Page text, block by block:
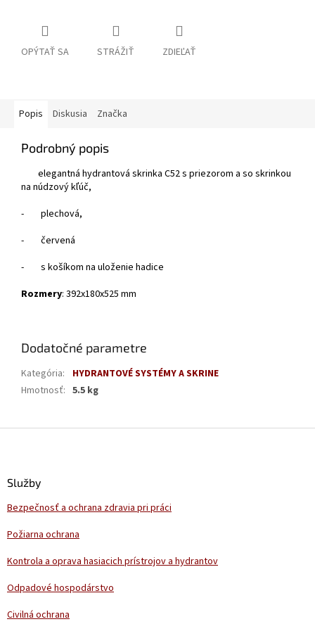
OPÝTAŤ SA STRÁŽIŤ ZDIEĽAŤ
Popis Diskusia Značka
Podrobný popis
elegantná hydrantová skrinka C52 s priezorom a so skrinkou
na núdzový kľúč,
- plechová,
- červená
- s košíkom na uloženie hadice
Rozmery: 392x180x525 mm
Dodatočné parametre
Kategória:
HYDRANTOVÉ SYSTÉMY A SKRINE
Hmotnosť: 5.5 kg
Služby
Bezpečnosť a ochrana zdravia pri práci
Požiarna ochrana
Kontrola a oprava hasiacich prístrojov a hydrantov
Odpadové hospodárstvo
Civilná ochrana